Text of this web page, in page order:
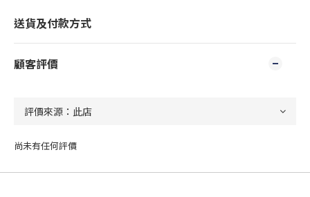
送貨及付款方式
顧客評價
尚未有任何評價